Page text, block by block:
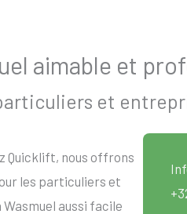
aimable et
et
Quicklift, nous offrons
les particuliers et
aussi facile